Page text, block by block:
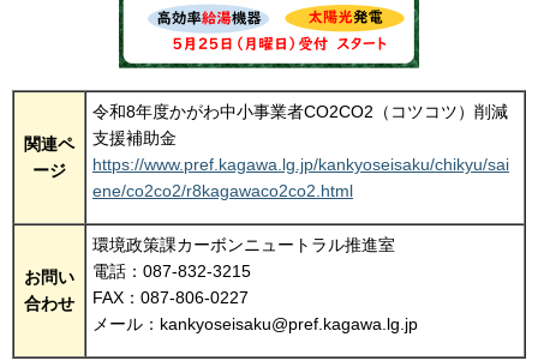
関連ペ
ージ
令和8年度かがわ中小事業者CO2CO2（コツコツ）削減
支援補助金
https://www.pref.kagawa.lg.jp/kankyoseisaku/chikyu/sai
ene/co2co2/r8kagawaco2co2.html
お問い
合わせ
環境政策課カーボンニュートラル推進室
電話：087-832-3215
FAX：087-806-0227
メール：kankyoseisaku@pref.kagawa.lg.jp